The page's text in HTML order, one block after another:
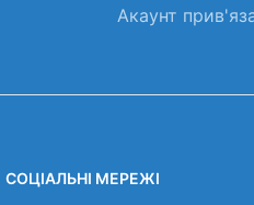
Акаунт
СОЦІАЛЬНІ МЕРЕЖІ